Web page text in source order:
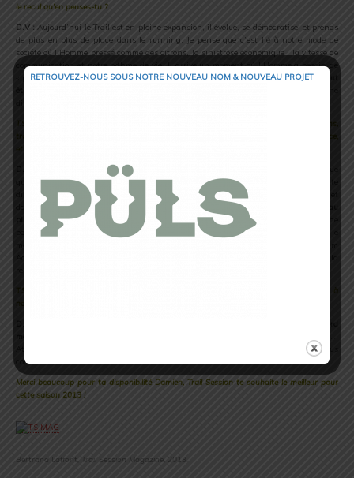
le recul qu’en penses-tu ?
D.V : Aujourd’hui le Trail est en pleine expansion, il évolue, se démocratise, et prends
de plus en plus de place dans le running. Je pense que c’est lié à notre mode de
société oú l’Homme pressé comme des citrons, la sinistrose économique , la vitesse de
communication et notre rythme de vie. Il arrive un moment oú l’Homme à besoin de
« pauser » voir s’éloigner de ce contexte et chez le runner par exemplele Trail peut
T.S : Tu es également dans le Team Adidas, chaque année il y a 2 ou 3 nouveau Teams,
trouves tu cette concurrence saine ? N’est-ce pas trop une affaire de marketing à force,
et cela ne nuit-il pas au Trail en définitive ?
L’émergence de Team ne m’affole pas, le Trail est aussi un sport donc logique
que des équipes se forment, je pense que ça va aider au développement de cette
discipline même si bien sûr tout ne sera pas rose mais c’est la rançon de la gloire et
dans l’ensemble
il est souhaitable que la discipline s’élargisse, attire et s’ouvre au
plus grand nombre
. Je suis tellement pour la promotion du sport en général que je ne
peux qu’approuver un développement d’une discipline sportive. Certes le
T.S : Revenons à la passion du Trail qui nous anime, si tu devais donner 2-3 conseils à
nos lecteurs, quels seraient-ils.
Attention au cumul des compétitions . Choisir de préférence le profil qui vous
convient.
Merci beaucoup pour ta disponibilité Damien, Trail Session te souhaite le meilleur pour
cettesaison 2013 !
Bertrand Laffont, Trail Session Magazine, 2013.
RETROUVEZ-NOUS SOUS NOTRE NOUVEAU NOM & NOUVEAU PROJET